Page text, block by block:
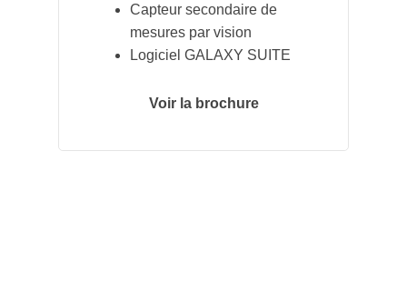
Capteur secondaire de
mesures par vision
Logiciel GALAXY SUITE
Voir la brochure